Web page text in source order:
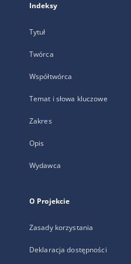
Indeksy
Tytuł
Twórca
Współtwórca
Temat i słowa kluczowe
Zakres
Opis
Wydawca
O Projekcie
Zasady korzystania
Deklaracja dostępności